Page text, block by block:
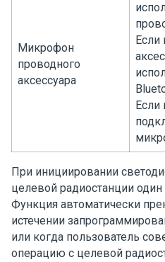
Микрофон
проводного
аксессуара
Если
Если
При инициировании
целевой радиостанции
Функция автоматически
истечении
или когда пользователь
операцию с целевой